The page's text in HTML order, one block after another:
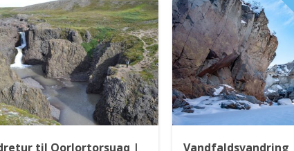
til Qorlortorsuaq | Vandfaldsvandring